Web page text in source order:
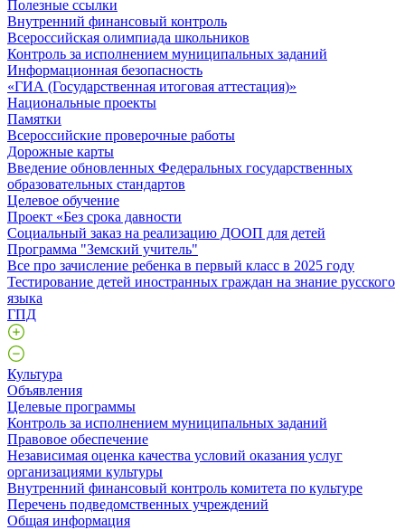
Полезные ссылки
Внутренний финансовый контроль
Всероссийская олимпиада школьников
Контроль за исполнением муниципальных заданий
Информационная безопасность
«ГИА (Государственная итоговая аттестация)»
Национальные проекты
Памятки
Всероссийские проверочные работы
Дорожные карты
Введение обновленных Федеральных государственных
образовательных стандартов
Целевое обучение
Проект «Без срока давности
Социальный заказ на реализацию ДООП для детей
Программа "Земский учитель"
Все про зачисление ребенка в первый класс в 2025 году
Тестирование детей иностранных граждан на знание русского
языка
ГПД
Культура
Объявления
Целевые программы
Контроль за исполнением муниципальных заданий
Правовое обеспечение
Независимая оценка качества условий оказания услуг
организациями культуры
Внутренний финансовый контроль комитета по культуре
Перечень подведомственных учреждений
Общая информация